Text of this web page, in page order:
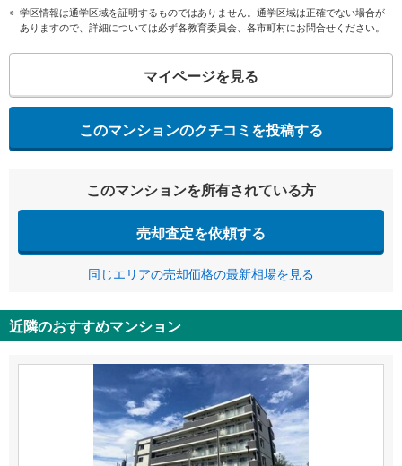
学区情報は通学区域を証明するものではありません。通学区域は正確でない場合が
ありますので、詳細については必ず各教育委員会、各市町村にお問合せください。
マイページを見る
このマンションのクチコミを投稿する
このマンションを所有されている方
売却査定を依頼する
同じエリアの売却価格の最新相場を見る
近隣のおすすめマンション